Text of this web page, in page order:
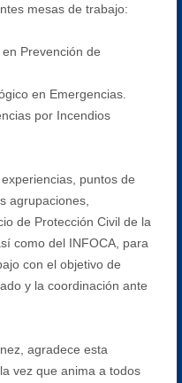
mesas de trabajo:
Prevención de
en Emergencias.
por Incendios
puntos de
agrupaciones,
de Protección Civil de la
como del INFOCA, para
con el objetivo de
y la coordinación ante
agradece esta
vez que anima a todos